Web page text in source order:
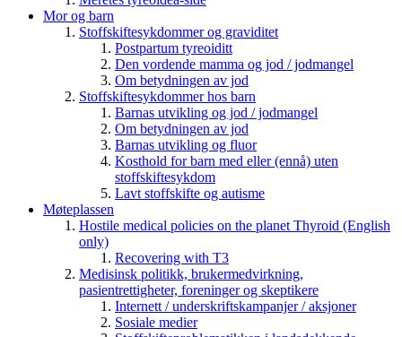
Mor og barn
Stoffskiftesykdommer og graviditet
Postpartum tyreoiditt
Den vordende mamma og jod / jodmangel
Om betydningen av jod
Stoffskiftesykdommer hos barn
Barnas utvikling og jod / jodmangel
Om betydningen av jod
Barnas utvikling og fluor
Kosthold for barn med eller (ennå) uten
stoffskiftesykdom
Lavt stoffskifte og autisme
Møteplassen
Hostile medical policies on the planet Thyroid (English
only)
Recovering with T3
Medisinsk politikk, brukermedvirkning,
pasientrettigheter, foreninger og skeptikere
Internett / underskriftskampanjer / aksjoner
Sosiale medier